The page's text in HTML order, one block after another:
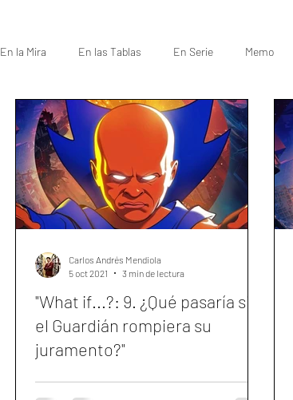
En la Mira En las Tablas En Serie Memo
"What if...?: 9. ¿Qué pasaría si...
el Guardián rompiera su
juramento?"
Carlos Andrés Mendiola
5 oct 2021
3 min de lectura